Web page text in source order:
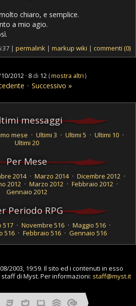
chiaro, e semplice.
a mio agio.
| permalink | markup wiki | commenti (0)
2012 · 8 di 12 (mostra altri)
· Successivo »
messaggi
mese · Ultimi 3 · Ultimi 5 · Ultimi 10 ·
Ultimi 20
Per Mese
2014 · Marzo 2014 · Dicembre 2012 ·
2012 · Marzo 2012 · Febbraio 2012 ·
Gennaio 2012
Periodo RPG
517 · Novembre 516 · Maggio 516 ·
516 · Febbraio 516 · Gennaio 516
2003, 19:59. Il sito ed i contenuti in esso
di Myst. Per informazioni: staff@myst.it